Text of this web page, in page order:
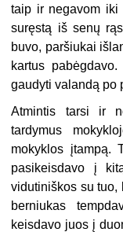
taip ir negavom iki
suręstą iš senų
buvo, paršiukai
kartus
gaudyti valandą po
Atmintis tarsi ir
tardymus
mokyklos įtampą.
pasikeisdavo į
vidutiniškos su tuo,
berniukas
keisdavo juos į